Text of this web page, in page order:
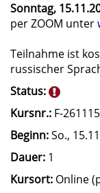
Sonntag,
per ZOOM unter
Teilnahme ist
russischer
Status:
Kursnr.: F-
Beginn:So.,
Dauer: 1
Kursort: Online